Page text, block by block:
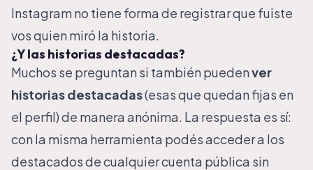
Instagram no tiene forma de registrar que fuiste
vos quien miró la historia.
¿Y las historias destacadas?
Muchos se preguntan si también puedenver
historias destacadas(esas que quedan fijas en
el perfil) de manera anónima. La respuesta es sí:
con la misma herramienta podés acceder a los
destacados de cualquier cuenta pública sin